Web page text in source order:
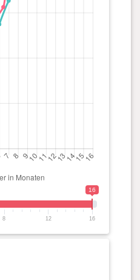
16
8 12 16